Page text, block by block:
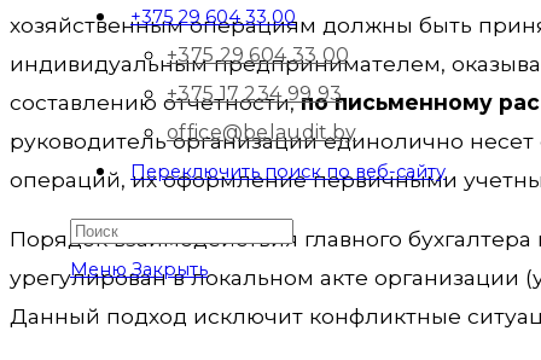
+375 29 604 33 00
+375 29 604 33 00
+375 17 234 99 93
office@belaudit.by
Переключить поиск по веб-сайту
Меню Закрыть
хозяйственным операциям должны быть
индивидуальным предпринимателем,
составлению отчетности,по письменному
руководитель организации единолично
операций, их оформление первичными
Порядок взаимодействия главного
урегулирован в локальном акте организации
Данный подход исключит конфликтные